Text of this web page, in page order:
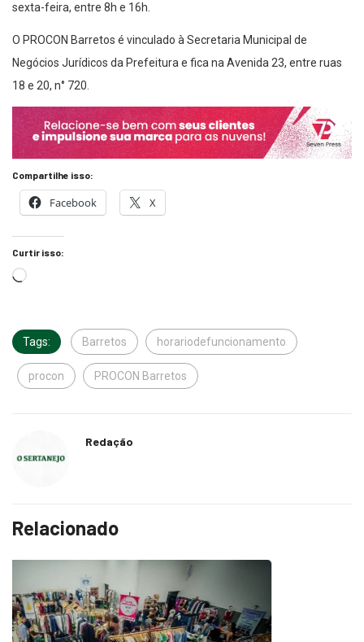
sexta-feira, entre 8h e 16h.
O PROCON Barretos é vinculado à Secretaria Municipal de
Negócios Jurídicos da Prefeitura e fica na Avenida 23, entre ruas
18 e 20, n° 720.
Compartilhe isso:
Facebook X
Curtir isso:
Tags: Barretos horariodefuncionamento
procon PROCON Barretos
Redação
Relacionado